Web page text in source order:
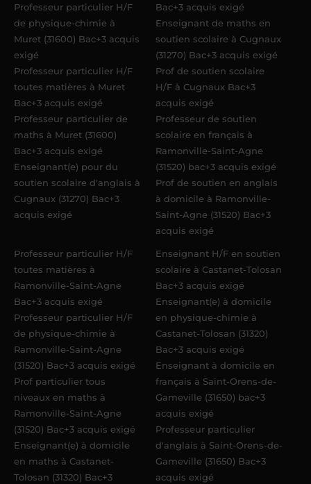
Professeur particulier H/F
de physique-chimie à
Muret (31600) Bac+3 acquis
exigé
Professeur particulier H/F
toutes matières à Muret
Bac+3 acquis exigé
Professeur particulier de
maths à Muret (31600)
Bac+3 acquis exigé
Enseignant(e) pour du
soutien scolaire d'anglais à
Cugnaux (31270) Bac+3
acquis exigé
Bac+3 acquis exigé
Enseignant de maths en
soutien scolaire à Cugnaux
(31270) Bac+3 acquis exigé
Prof de soutien scolaire
H/F à Cugnaux Bac+3
acquis exigé
Professeur de soutien
scolaire en français à
Ramonville-Saint-Agne
(31520) bac+3 acquis exigé
Prof de soutien en anglais
à domicile à Ramonville-
Saint-Agne (31520) Bac+3
acquis exigé
Professeur particulier H/F
toutes matières à
Ramonville-Saint-Agne
Bac+3 acquis exigé
Professeur particulier H/F
de physique-chimie à
Ramonville-Saint-Agne
(31520) Bac+3 acquis exigé
Prof particulier tous
niveaux en maths à
Ramonville-Saint-Agne
(31520) Bac+3 acquis exigé
Enseignant(e) à domicile
en maths à Castanet-
Tolosan (31320) Bac+3
Enseignant H/F en soutien
scolaire à Castanet-Tolosan
Bac+3 acquis exigé
Enseignant(e) à domicile
en physique-chimie à
Castanet-Tolosan (31320)
Bac+3 acquis exigé
Enseignant à domicile en
français à Saint-Orens-de-
Gameville (31650) bac+3
acquis exigé
Professeur particulier
d'anglais à Saint-Orens-de-
Gameville (31650) Bac+3
acquis exigé